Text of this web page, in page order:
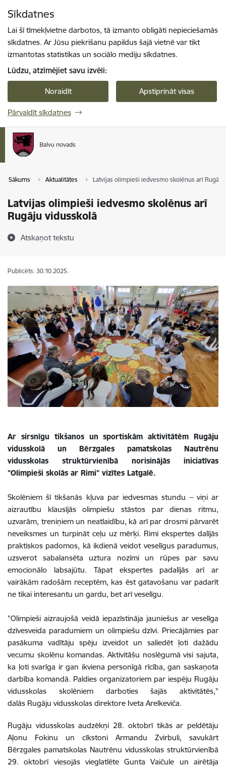
Sīkdatnes
Lai šī tīmekļvietne darbotos, tā izmanto obligāti nepieciešamās
sīkdatnes. Ar Jūsu piekrišanu papildus šajā vietnē var tikt
izmantotas statistikas un sociālo mediju sīkdatnes.
Lūdzu, atzīmējiet savu izvēli:
Noraidīt Apstiprināt visas
Pārvaldīt sīkdatnes
Sākums Aktualitātes Latvijas olimpieši iedvesmo skolēnus arī Rugāju
Latvijas olimpieši iedvesmo skolēnus arī
Rugāju vidusskolā
Atskaņot tekstu
Publicēts: 30.10.2025.
Ar sirsnīgu tikšanos un sportiskām aktivitātēm Rugāju
vidusskolā un Bērzgales pamatskolas Nautrēnu
vidusskolas struktūrvienībā norisinājās iniciatīvas
"Olimpieši skolās ar Rimi" vizītes Latgalē.
Skolēniem šī tikšanās kļuva par iedvesmas stundu – viņi ar
aizrautību klausījās olimpiešu stāstos par dienas ritmu,
uzvarām, treniņiem un neatlaidību, kā arī par drosmi pārvarēt
neveiksmes un turpināt ceļu uz mērķi. Rimi ekspertes dalījās
praktiskos padomos, kā ikdienā veidot veselīgus paradumus,
uzsverot sabalansēta uztura nozīmi un rūpes par savu
emocionālo labsajūtu. Tāpat ekspertes padalījās arī ar
vairākām radošām receptēm, kas ēst gatavošanu var padarīt
ne tikai interesantu un gardu, bet arī veselīgu.
"Olimpieši aizraujošā veidā iepazīstināja jauniešus ar veselīga
dzīvesveida paradumiem un olimpiešu dzīvi. Priecājāmies par
pasākuma vadītāju spēju izveidot un saliedēt ļoti dažādu
vecumu skolēnu komandas. Aktivitāšu noslēgumā visi sajuta,
ka ļoti svarīga ir gan ikviena personīgā rīcība, gan saskaņota
darbība komandā. Paldies organizatoriem par iespēju Rugāju
vidusskolas skolēniem darboties šajās aktivitātēs,"
dalās Rugāju vidusskolas direktore Iveta Arelkeviča.
Rugāju vidusskolas audzēkņi 28. oktobrī tikās ar peldētāju
Aļonu Fokinu un cīkstoni Armandu Zvirbuli, savukārt
Bērzgales pamatskolas Nautrēnu vidusskolas struktūrvienībā
29. oktobrī viesojās vieglatlēte Gunta Vaičule un airētāja